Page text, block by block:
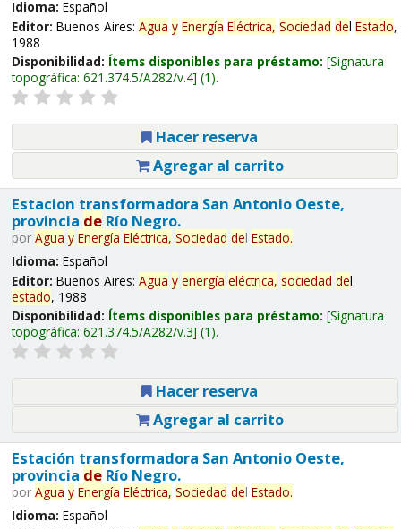
Idioma: Español
Editor: Buenos Aires: Agua y Energía Eléctrica, Sociedad del Estado,
1988
Disponibilidad: Ítems disponibles para préstamo: Signatura
topográfica: 621.374.5/A282/v.4 (1).
Hacer reserva
Agregar al carrito
Estacion transformadora San Antonio Oeste,
provincia deRío Negro.
por Agua y Energía Eléctrica, Sociedad del Estado.
Idioma: Español
Editor: Buenos Aires: Agua y energía eléctrica, sociedad del
estado, 1988
Disponibilidad: Ítems disponibles para préstamo: Signatura
topográfica: 621.374.5/A282/v.3 (1).
Hacer reserva
Agregar al carrito
Estación transformadora San Antonio Oeste,
provincia deRío Negro.
por Agua y Energía Eléctrica, Sociedad del Estado.
Idioma: Español